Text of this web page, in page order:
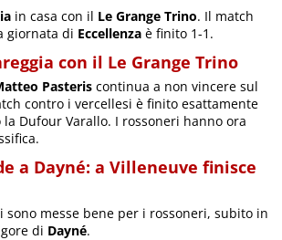
in casa con il Le Grange Trino. Il match
giornata di Eccellenza è finito 1-1.
con il Le Grange Trino
Pasteris continua a non vincere sul
contro i vercellesi è finito esattamente
Dufour Varallo. I rossoneri hanno ora
a Dayné: a Villeneuve finisce
sono messe bene per i rossoneri, subito in
di Dayné.